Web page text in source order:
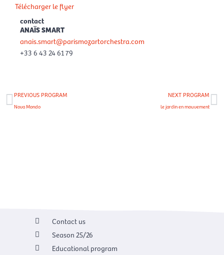
Télécharger le flyer
contact
ANAÏS SMART
anais.smart@parismozartorchestra.com
+33 6 43 24 61 79
Prev
PREVIOUS PROGRAM
Nova Mondo
NEXT PROGRAM
le jardin en mouvement
Contact us
Season 25/26
Educational program